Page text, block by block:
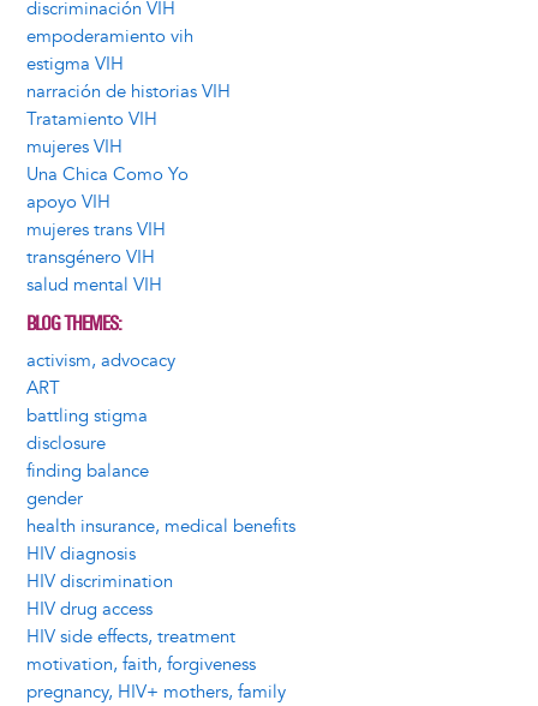
discriminación VIH
empoderamiento vih
estigma VIH
narración de historias VIH
Tratamiento VIH
mujeres VIH
Una Chica Como Yo
apoyo VIH
mujeres trans VIH
transgénero VIH
salud mental VIH
BLOG THEMES
activism, advocacy
ART
battling stigma
disclosure
finding balance
gender
health insurance, medical benefits
HIV diagnosis
HIV discrimination
HIV drug access
HIV side effects, treatment
motivation, faith, forgiveness
pregnancy, HIV+ mothers, family